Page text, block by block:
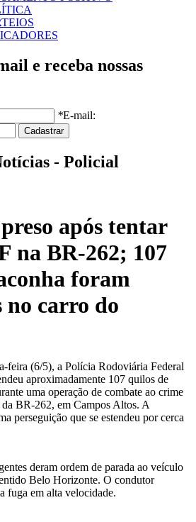
e receba nossas
*E-mail:
- Policial
após tentar
na BR-262; 107
foram
no carro do
feira (6/5), a Polícia Rodoviária Federal
aproximadamente 107 quilos de
uma operação de combate ao crime
BR-262, em Campos Altos. A
perseguição que se estendeu por cerca
deram ordem de parada ao veículo
Belo Horizonte. O condutor
fuga em alta velocidade.